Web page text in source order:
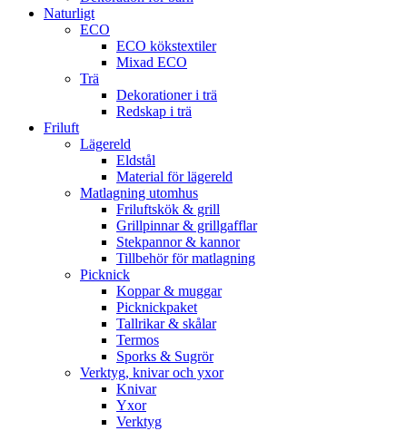
Naturligt
ECO
ECO kökstextiler
Mixad ECO
Trä
Dekorationer i trä
Redskap i trä
Friluft
Lägereld
Eldstål
Material för lägereld
Matlagning utomhus
Friluftskök & grill
Grillpinnar & grillgafflar
Stekpannor & kannor
Tillbehör för matlagning
Picknick
Koppar & muggar
Picknickpaket
Tallrikar & skålar
Termos
Sporks & Sugrör
Verktyg, knivar och yxor
Knivar
Yxor
Verktyg